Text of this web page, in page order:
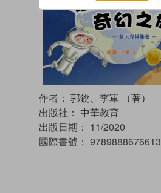
作者： 郭銳、李軍 （著）
出版社： 中華教育
出版日期： 11/2020
國際書號： 9789888676613